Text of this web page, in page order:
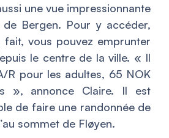
une vue impressionnante
Bergen. Pour y accéder,
fait, vous pouvez emprunter
le centre de la ville. « Il
R pour les adultes, 65 NOK
», annonce Claire. Il est
de faire une randonnée de
sommet de Fløyen.